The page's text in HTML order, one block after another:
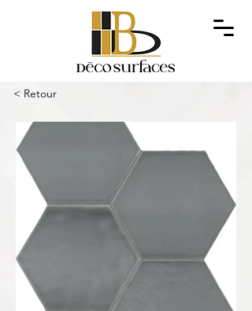
< Retour